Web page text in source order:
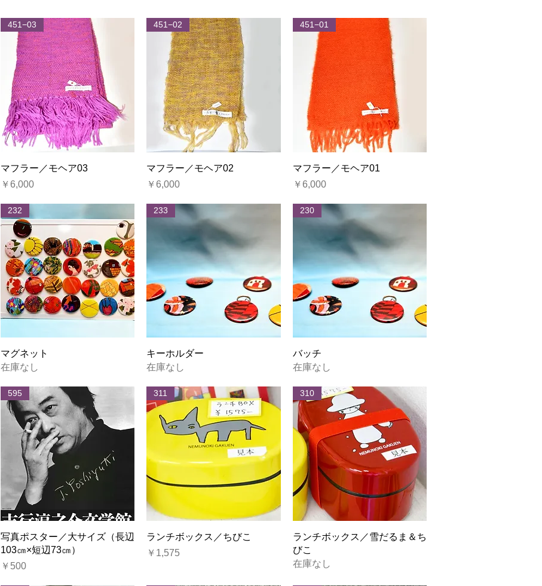
クイックビュー
451−03
マフラー／モヘア03
価格
￥6,000
クイックビュー
451−02
マフラー／モヘア02
価格
￥6,000
クイックビュー
451−01
マフラー／モヘア01
価格
￥6,000
クイックビュー
232
マグネット
在庫なし
クイックビュー
233
キーホルダー
在庫なし
230
バッチ
在庫なし
クイックビュー
595
写真ポスター／大サイズ（長辺
103㎝×短辺73㎝）
価格
￥500
クイックビュー
311
ランチボックス／ちびこ
価格
￥1,575
クイックビュー
310
ランチボックス／雪だるま＆ち
びこ
在庫なし